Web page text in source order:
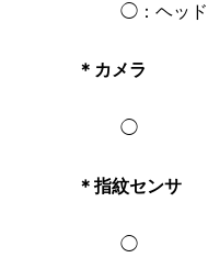
◯：ヘッ
＊カメラ
◯
＊指紋センサ
◯